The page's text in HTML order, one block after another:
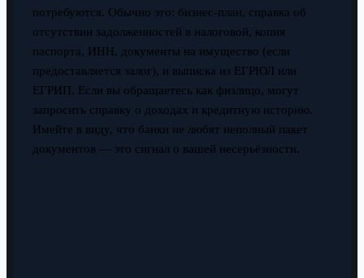
потребуются. Обычно это: бизнес-план, справка об
отсутствии задолженностей в налоговой, копия
паспорта, ИНН, документы на имущество (если
предоставляется залог), и выписка из ЕГРЮЛ или
ЕГРИП. Если вы обращаетесь как физлицо, могут
запросить справку о доходах и кредитную историю.
Имейте в виду, что банки не любят неполный пакет
документов — это сигнал о вашей несерьёзности.